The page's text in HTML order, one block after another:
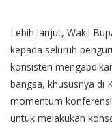
Lebih lanjut, Wakil
kepada seluruh
konsisten
bangsa, khususnya di
momentum
untuk melakukan